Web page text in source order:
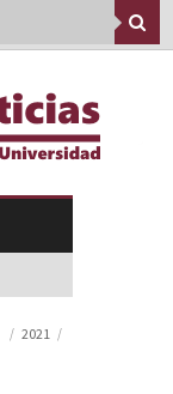
2021